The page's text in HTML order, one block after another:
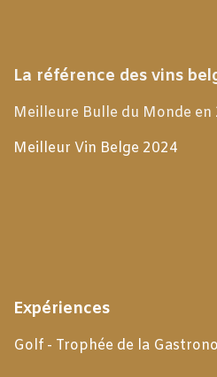
La référence des vins
Meilleure Bulle du Monde en
Meilleur Vin Belge 2024
Expériences
Golf - Trophée de la